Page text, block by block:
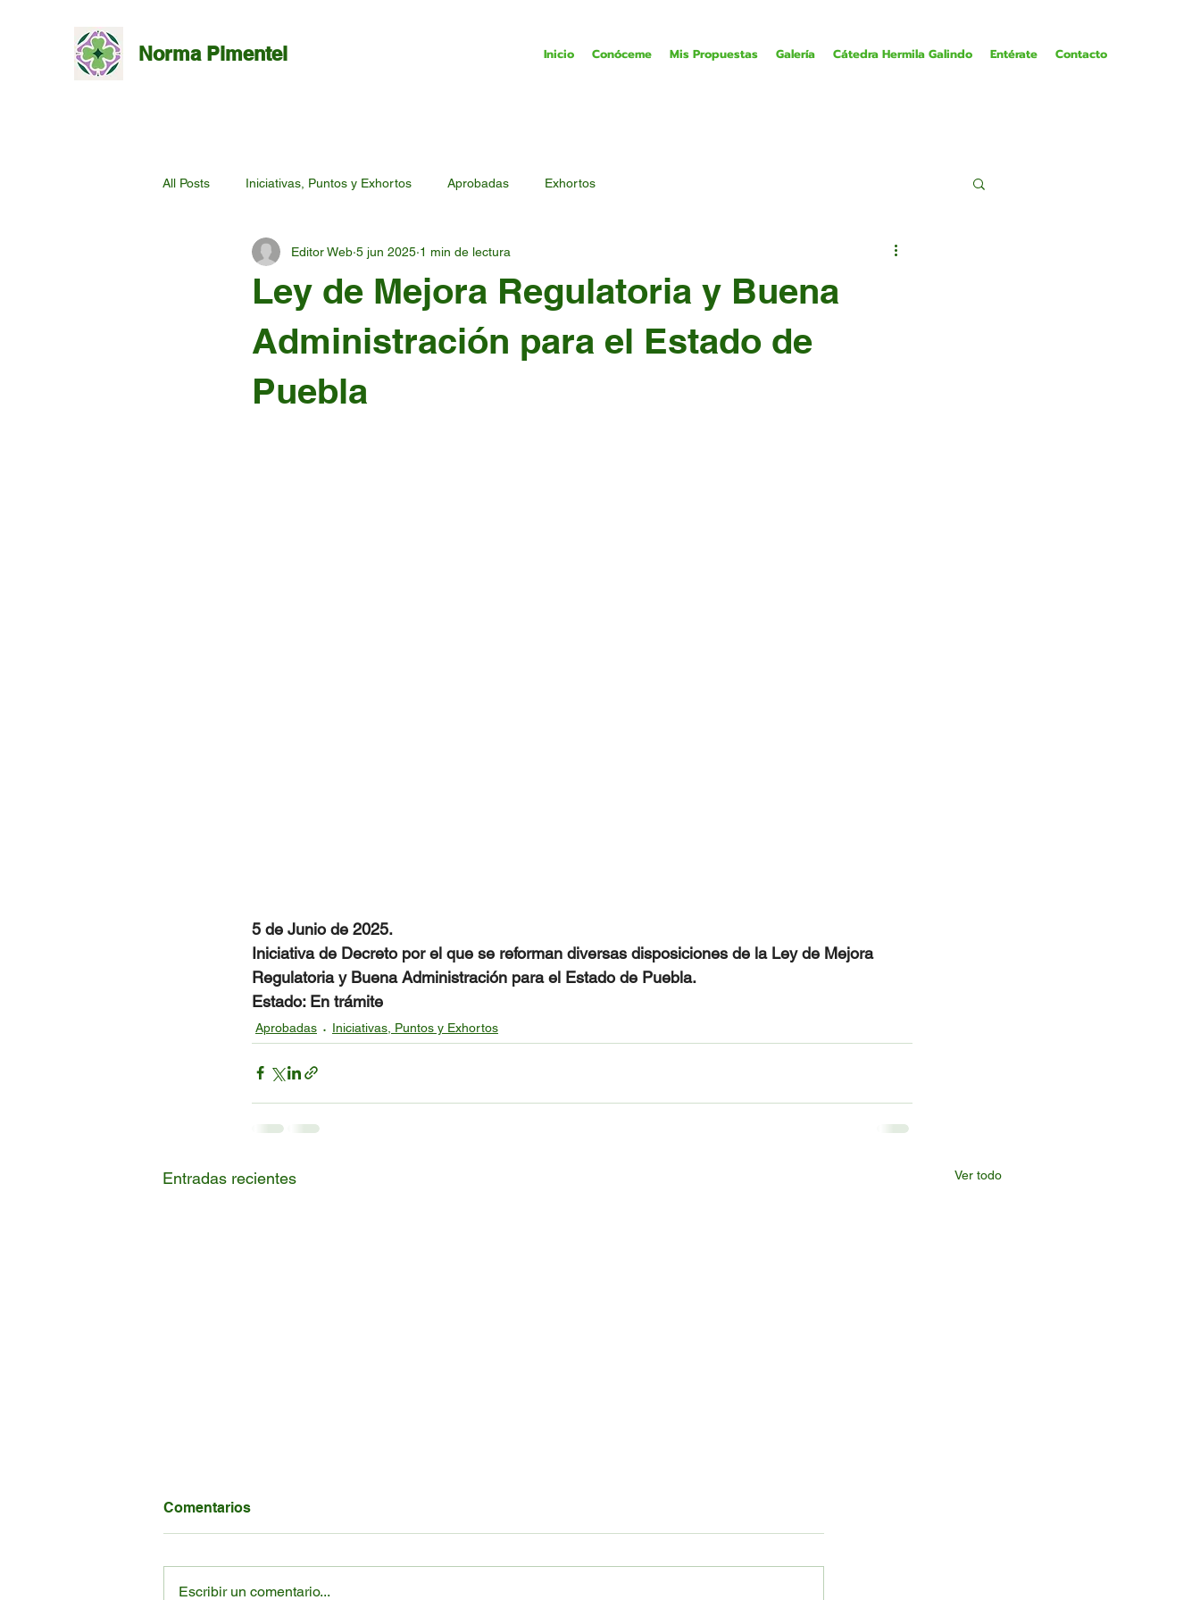
Norma Pimentel Inicio Conóceme Mis Propuestas Galería Cátedra Hermila Galindo Entérate Contacto
All Posts Iniciativas, Puntos y Exhortos Aprobadas Exhortos
Ley de Mejora Regulatoria y Buena
Administración para el Estado de
Puebla
Editor Web 5 jun 2025 1 min de lectura
5 de Junio de 2025.
Iniciativa de Decreto por el que se reforman diversas disposiciones de la Ley de Mejora
Regulatoria y Buena Administración para el Estado de Puebla.
Estado: En trámite
Aprobadas Iniciativas, Puntos y Exhortos
Entradas recientes Ver todo
Comentarios
Escribir un comentario...